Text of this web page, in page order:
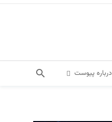
درباره پیوست